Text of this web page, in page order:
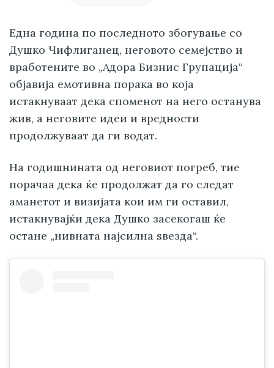
Една година по последното збогување со
Душко Чифлиганец, неговото семејство и
вработените во „Адора Бизнис Групација“
објавија емотивна порака во која
истакнуваат дека споменот на него останува
жив, а неговите идеи и вредности
продолжуваат да ги водат.
На годишнината од неговиот погреб, тие
порачаа дека ќе продолжат да го следат
аманетот и визијата кои им ги оставил,
истакнувајќи дека Душко засекогаш ќе
остане „нивната најсилна ѕвезда“.